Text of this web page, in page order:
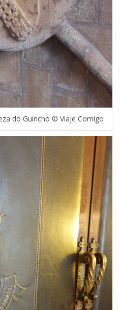
do Guincho © Viaje Comigo